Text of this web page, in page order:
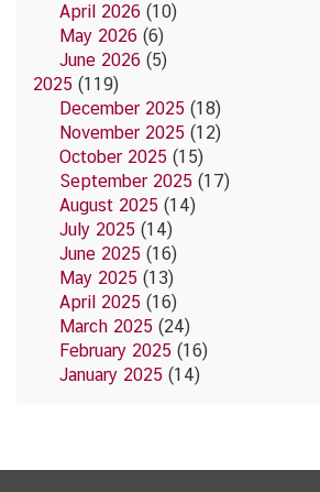
April 2026 (10)
May 2026 (6)
June 2026 (5)
2025 (119)
December 2025 (18)
November 2025 (12)
October 2025 (15)
September 2025 (17)
August 2025 (14)
July 2025 (14)
June 2025 (16)
May 2025 (13)
April 2025 (16)
March 2025 (24)
February 2025 (16)
January 2025 (14)